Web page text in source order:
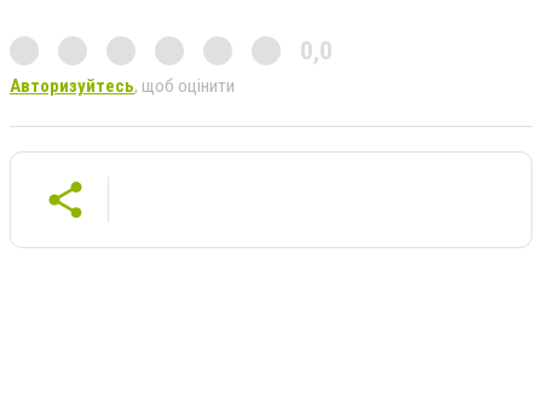
0,0
Авторизуйтесь, щоб оцінити